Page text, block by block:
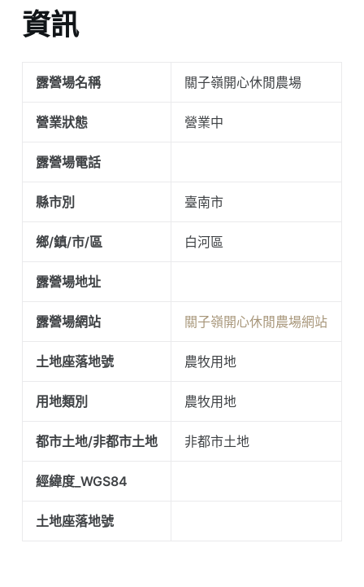
資訊
露營場名稱 關子嶺開心休閒農場
營業狀態 營業中
露營場電話
縣市別 臺南市
鄉/鎮/市/區 白河區
露營場地址
露營場網站 關子嶺開心休閒農場網站
土地座落地號 農牧用地
用地類別 農牧用地
都市土地/非都市土地 非都市土地
經緯度_WGS84
土地座落地號